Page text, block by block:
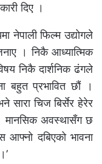
दिए ।
नेपाली फिल्म उद्योगले
। निकै आध्यात्मिक
निकै दार्शनिक ढंगले
बहुत प्रभावित छौं ।
सारा चिज बिर्सेर हेरेर
। मानसिक अवस्थासँग छ
आफ्नो दबिएको भावना